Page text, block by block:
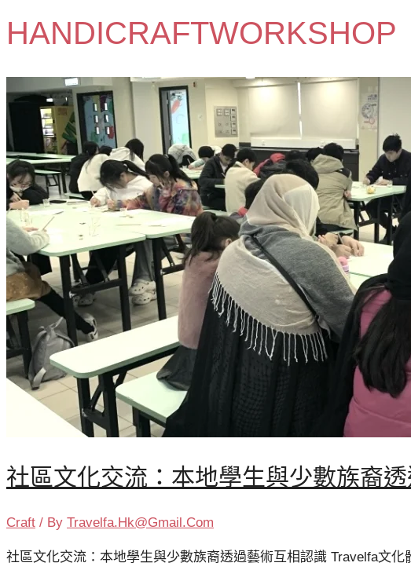
HANDICRAFTWORKSHOP
社區文化交流：本地學生與少數族裔
Craft / By Travelfa.hk@gmail.com
社區文化交流：本地學生與少數族裔透過藝術互相認識 Travelfa文